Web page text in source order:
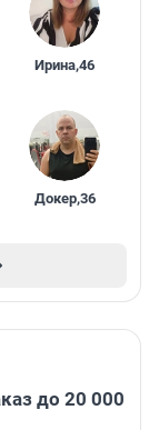
Ирина,46
Докер,36
до 20 000